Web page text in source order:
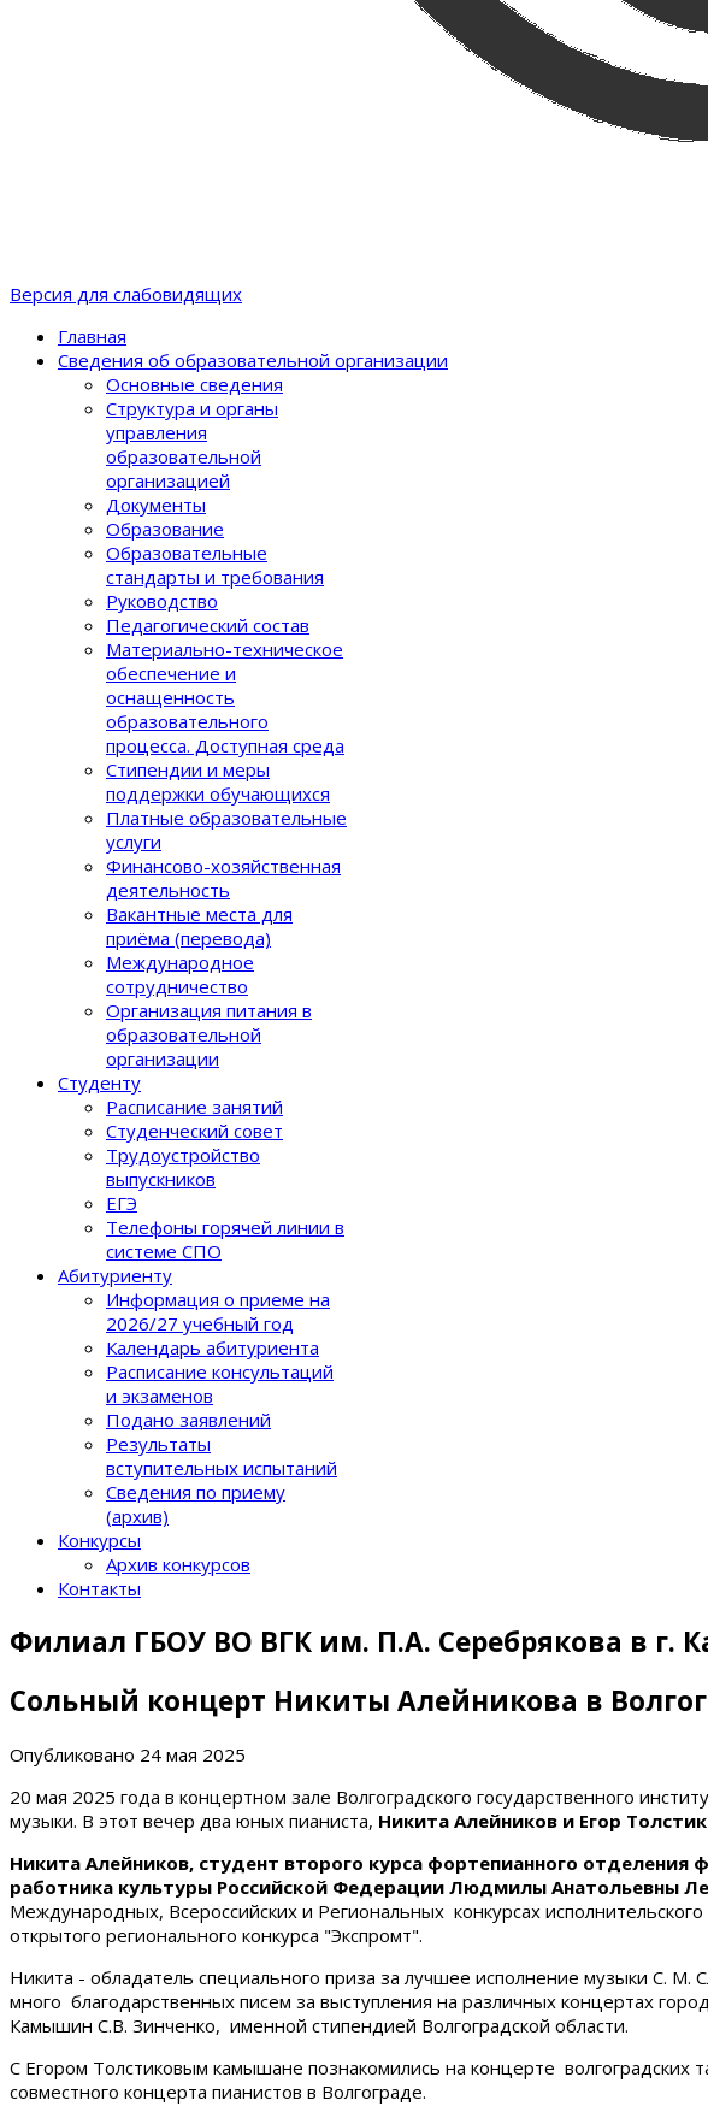
Версия для слабовидящих
Главная
Сведения об образовательной организации
Основные сведения
Структура и органы
управления
образовательной
организацией
Документы
Образование
Образовательные
стандарты и требования
Руководство
Педагогический состав
Материально-техническое
обеспечение и
оснащенность
образовательного
процеcса. Доступная среда
Стипендии и меры
поддержки обучающихся
Платные образовательные
услуги
Финансово-хозяйственная
деятельность
Вакантные места для
приёма (перевода)
Международное
сотрудничество
Организация питания в
образовательной
организации
Студенту
Расписание занятий
Студенческий совет
Трудоустройство
выпускников
ЕГЭ
Телефоны горячей линии в
системе СПО
Абитуриенту
Информация о приеме на
2026/27 учебный год
Календарь абитуриента
Расписание консультаций
и экзаменов
Подано заявлений
Результаты
вступительных испытаний
Сведения по приему
(архив)
Конкурсы
Архив конкурсов
Контакты
Филиал ГБОУ ВО ВГК им. П.А. Серебрякова в г.
Сольный концерт Никиты Алейникова в
Опубликовано 24 мая 2025
20 мая 2025 года в концертном зале Волгоградского государственного
музыки. В этот вечер два юных пианиста, Никита Алейников и Егор
Никита Алейников, студент второго курса фортепианного отделения
работника культуры Российской Федерации Людмилы Анатольевны
Международных, Всероссийских и Региональных конкурсах
открытого регионального конкурса "Экспромт".
Никита - обладатель специального приза за лучшее исполнение музыки С.
много благодарственных писем за выступления на различных концертах
Камышин С.В. Зинченко, именной стипендией Волгоградской области.
С Егором Толстиковым камышане познакомились на концерте
совместного концерта пианистов в Волгограде.